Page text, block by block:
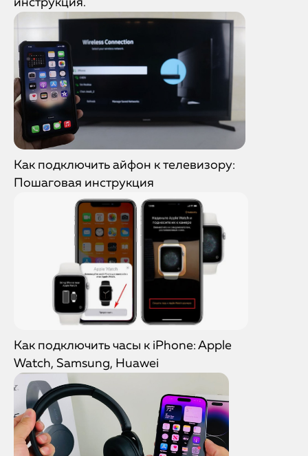
инструкция.
Как подключить айфон к телевизору:
Пошаговая инструкция
Как подключить часы к iPhone: Apple
Watch, Samsung, Huawei